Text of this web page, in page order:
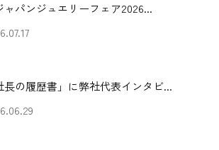
ャパンジュエリーフェア2026...
長の履歴書」に弊社代表インタビ...